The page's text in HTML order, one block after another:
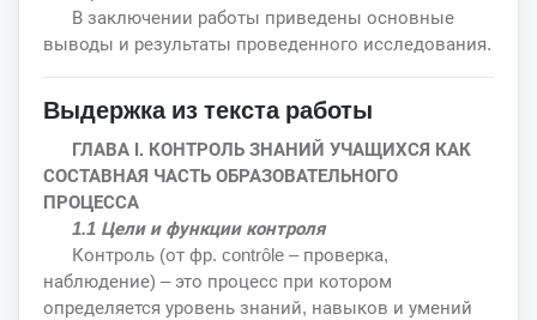
В заключении работы приведены основные
выводы и результаты проведенного исследования.
Выдержка из текста работы
ГЛАВА I. КОНТРОЛЬ ЗНАНИЙ УЧАЩИХСЯ КАК
СОСТАВНАЯ ЧАСТЬ ОБРАЗОВАТЕЛЬНОГО
ПРОЦЕССА
1.1 Цели и функции контроля
Контроль (от фр. contrôle – проверка,
наблюдение) – это процесс при котором
определяется уровень знаний, навыков и умений